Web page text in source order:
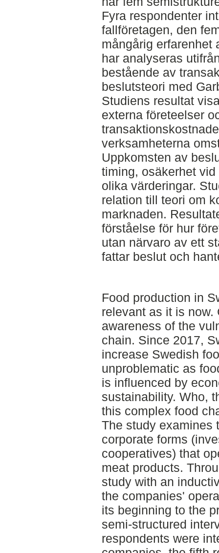
Fyra respondenter
fallföretagen, den
mångårig erfarenhet
har analyseras
bestående av
beslutsteori med
Studiens resultat
externa företeelser
verksamheterna
Uppkomsten av
timing, osäkerhet
olika värderingar.
relation till teori om
marknaden.
förståelse för hur
utan närvaro av ett
fattar beslut och
Food production in
relevant as it is now.
awareness of the
chain. Since 2017,
increase Swedish
unproblematic as
is influenced by
sustainability. Who,
this complex food
The study examines
corporate forms
cooperatives) that
meat products.
study with an
the companies'
its beginning to the
semi-structured
respondents were